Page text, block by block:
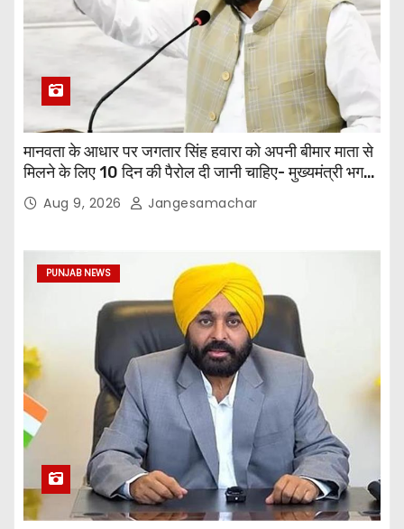
मानवता के आधार पर जगतार सिंह हवारा को अपनी बीमार माता से
मिलने के लिए 10 दिन की पैरोल दी जानी चाहिए- मुख्यमंत्री भगवंत
सिंह मानAug 9, 2026 Jangesamachar
PUNJAB NEWS